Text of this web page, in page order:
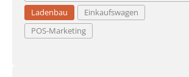
Ladenbau
Einkaufswagen
POS-Marketing